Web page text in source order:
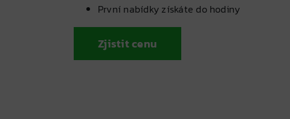
První nabídky získáte do hodiny
Zjistit cenu